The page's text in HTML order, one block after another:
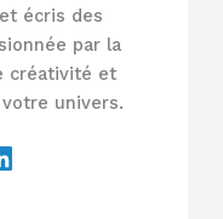
écris des
par la
créativité et
univers.